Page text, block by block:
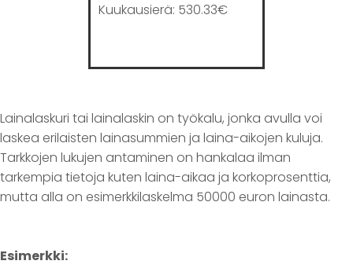
Kuukausierä: 530.33€
Lainalaskuri tai lainalaskin on työkalu, jonka avulla voi
laskea erilaisten lainasummien ja laina-aikojen kuluja.
Tarkkojen lukujen antaminen on hankalaa ilman
tarkempia tietoja kuten laina-aikaa ja korkoprosenttia,
mutta alla on esimerkkilaskelma 50000 euron lainasta.
Esimerkki: